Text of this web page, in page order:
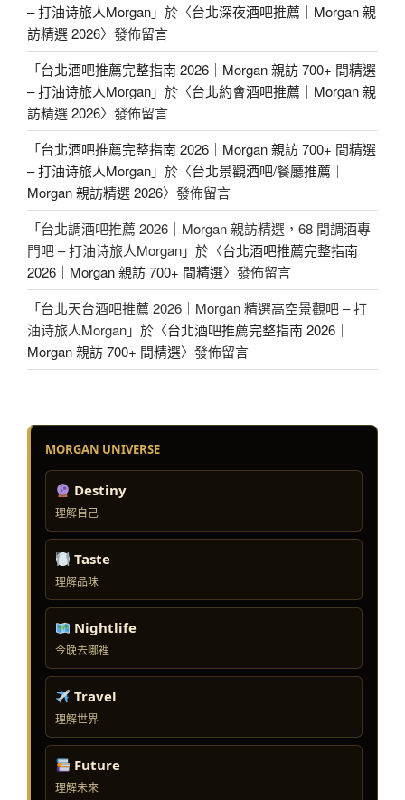
– 打油诗旅人Morgan」於〈台北深夜酒吧推薦｜Morgan 親
訪精選 2026〉發佈留言
「台北酒吧推薦完整指南 2026｜Morgan 親訪 700+ 間精選
– 打油诗旅人Morgan」於〈台北約會酒吧推薦｜Morgan 親
訪精選 2026〉發佈留言
「台北酒吧推薦完整指南 2026｜Morgan 親訪 700+ 間精選
– 打油诗旅人Morgan」於〈台北景觀酒吧/餐廳推薦｜
Morgan 親訪精選 2026〉發佈留言
「台北調酒吧推薦 2026｜Morgan 親訪精選，68 間調酒專
門吧 – 打油诗旅人Morgan」於〈台北酒吧推薦完整指南
2026｜Morgan 親訪 700+ 間精選〉發佈留言
「台北天台酒吧推薦 2026｜Morgan 精選高空景觀吧 – 打
油诗旅人Morgan」於〈台北酒吧推薦完整指南 2026｜
Morgan 親訪 700+ 間精選〉發佈留言
MORGAN UNIVERSE
Destiny
理解自己
Taste
理解品味
Nightlife
今晚去哪裡
Travel
理解世界
Future
理解未來